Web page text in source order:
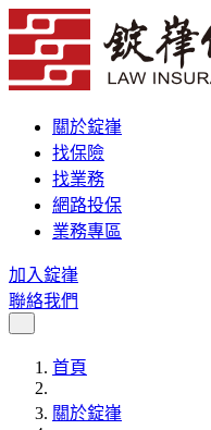
關於錠嵂
找保險
找業務
網路投保
業務專區
加入錠嵂
聯絡我們
首頁
關於錠嵂